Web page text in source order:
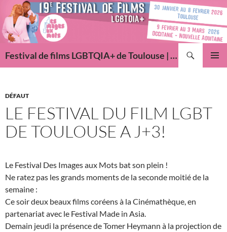
Aller
au
contenu
Festival de films LGBTQIA+ de Toulouse | Des Images Aux Mots
DÉFAUT
LE FESTIVAL DU FILM LGBT
DE TOULOUSE A J+3!
Le Festival Des Images aux Mots bat son plein !
Ne ratez pas les grands moments de la seconde moitié de la
semaine :
Ce soir deux beaux films coréens à la Cinémathèque, en
partenariat avec le Festival Made in Asia.
Demain jeudi la présence de Tomer Heymann à la projection de